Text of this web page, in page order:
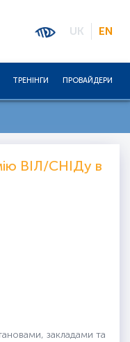
UK EN
ТРЕНІНГИ ПРОВАЙДЕРИ
ВІЛ/СНІДу в
закладами та